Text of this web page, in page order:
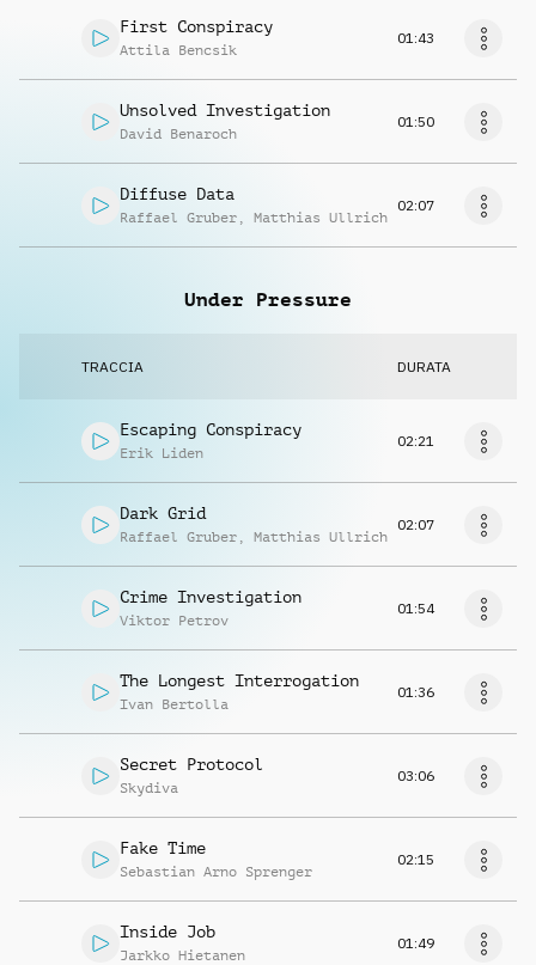
First Conspiracy
Attila Bencsik
01:43
Unsolved Investigation
David Benaroch
01:50
Diffuse Data
Raffael Gruber , Matthias Ullrich
02:07
Under Pressure
TRACCIA DURATA
Escaping Conspiracy
Erik Liden
02:21
Dark Grid
Raffael Gruber , Matthias Ullrich
02:07
Crime Investigation
Viktor Petrov
01:54
The Longest Interrogation
Ivan Bertolla
01:36
Secret Protocol
Skydiva
03:06
Fake Time
Sebastian Arno Sprenger
02:15
Inside Job
Jarkko Hietanen
01:49